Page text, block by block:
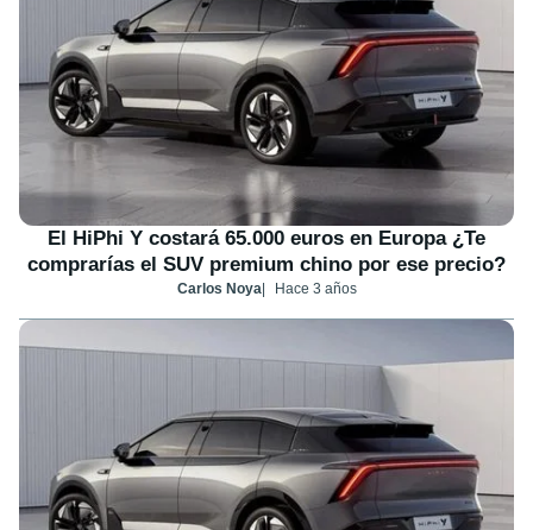
El HiPhi Y costará 65.000 euros en Europa ¿Te
comprarías el SUV premium chino por ese precio?
Carlos Noya Hace 3 años